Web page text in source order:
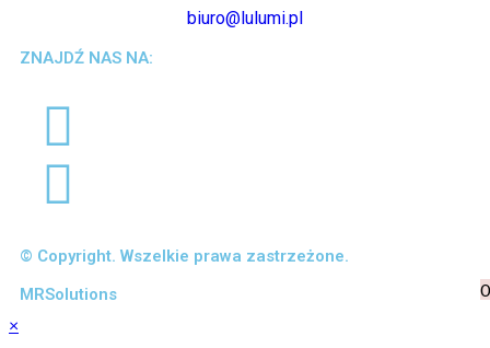
biuro@lulumi.pl
ZNAJDŹ NAS NA:
© Copyright. Wszelkie prawa zastrzeżone.
MRSolutions
0
×